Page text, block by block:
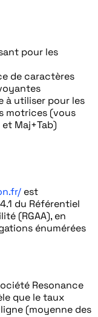
pour les
de caractères
à utiliser pour les
motrices (vous
Maj+Tab)
est
du Référentiel
(RGAA), en
énumérées
Resonance
que le taux
(moyenne des